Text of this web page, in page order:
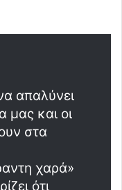
απαλύνει
μας και οι
στα
χαρά»
ότι